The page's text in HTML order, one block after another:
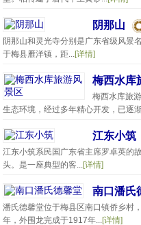
阴那山
阴那山和灵光寺分别是广东省级风景
于梅县雁洋镇，距...[详情]
梅西水库
梅西水库旅
生态环境，经过多年精心开发，已逐
江东小筑
江东小筑系民国广东省主席罗卓英的
头。是一座典型的客...[详情]
南口潘氏
潘氏德馨堂位于梅县区南口镇侨乡村
年，外围龙完成于1917年...[详情]